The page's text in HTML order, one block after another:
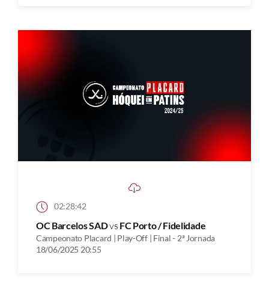
02:28:42
OC Barcelos SADvs FC Porto / Fidelidade
Campeonato Placard | Play-Off | Final - 2ª Jornada
18/06/2025 20:55